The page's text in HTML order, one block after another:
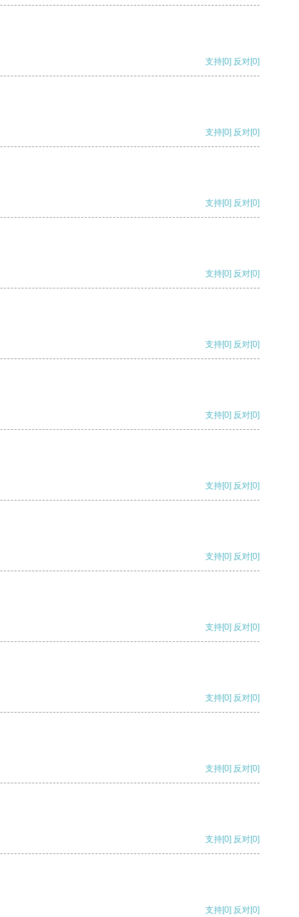
支持[0] 反对[0]
支持[0] 反对[0]
支持[0] 反对[0]
支持[0] 反对[0]
支持[0] 反对[0]
支持[0] 反对[0]
支持[0] 反对[0]
支持[0] 反对[0]
支持[0] 反对[0]
支持[0] 反对[0]
支持[0] 反对[0]
支持[0] 反对[0]
支持[0] 反对[0]